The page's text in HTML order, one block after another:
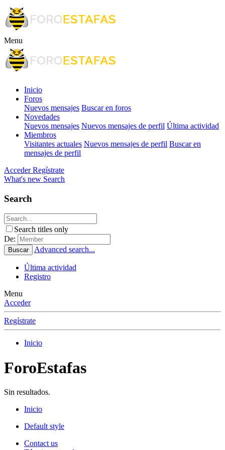
Menu
Inicio
Foros
Nuevos mensajes Buscar en foros
Novedades
Nuevos mensajes Nuevos mensajes de perfil Última actividad
Miembros
Visitantes actuales Nuevos mensajes de perfil Buscar en
mensajes de perfil
Acceder Regístrate
What's new Search
Search
Search titles only
De:
Buscar Advanced search...
Última actividad
Registro
Menu
Acceder
Regístrate
Inicio
ForoEstafas
Sin resultados.
Inicio
Default style
Contact us